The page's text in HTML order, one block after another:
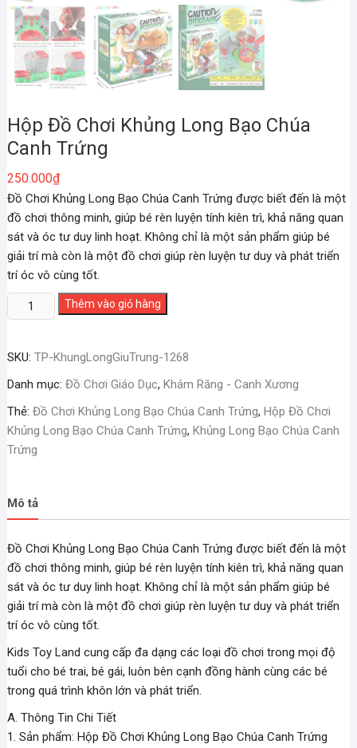
Hộp Đồ Chơi Khủng Long Bạo Chúa
Canh Trứng
250.000₫
Đồ Chơi Khủng Long Bạo Chúa Canh Trứng được biết đến là một
đồ chơi thông minh, giúp bé rèn luyện tính kiên trì, khả năng quan
sát và óc tư duy linh hoạt. Không chỉ là một sản phẩm giúp bé
giải trí mà còn là một đồ chơi giúp rèn luyện tư duy và phát triển
trí óc vô cùng tốt.
Đồ
Khủng
Long
Chúa
Canh
Trứng
Thêm vào giỏ hàng
SKU: TP-KhungLongGiuTrung-1268
Danh mục: Đồ Chơi Giáo Dục, Khám Răng - Canh Xương
Thẻ: Đồ Chơi Khủng Long Bạo Chúa Canh Trứng, Hộp Đồ Chơi
Khủng Long Bạo Chúa Canh Trứng, Khủng Long Bạo Chúa Canh
Trứng
Mô tả
Đồ Chơi Khủng Long Bạo Chúa Canh Trứng được biết đến là một
đồ chơi thông minh, giúp bé rèn luyện tính kiên trì, khả năng quan
sát và óc tư duy linh hoạt. Không chỉ là một sản phẩm giúp bé
giải trí mà còn là một đồ chơi giúp rèn luyện tư duy và phát triển
trí óc vô cùng tốt.
Kids Toy Land cung cấp đa dạng các loại đồ chơi trong mọi độ
tuổi cho bé trai, bé gái, luôn bên cạnh đồng hành cùng các bé
trong quá trình khôn lớn và phát triển.
A. Thông Tin Chi Tiết
1. Sản phẩm: Hộp Đồ Chơi Khủng Long Bạo Chúa Canh Trứng